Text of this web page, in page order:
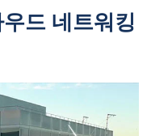
드 네트워킹